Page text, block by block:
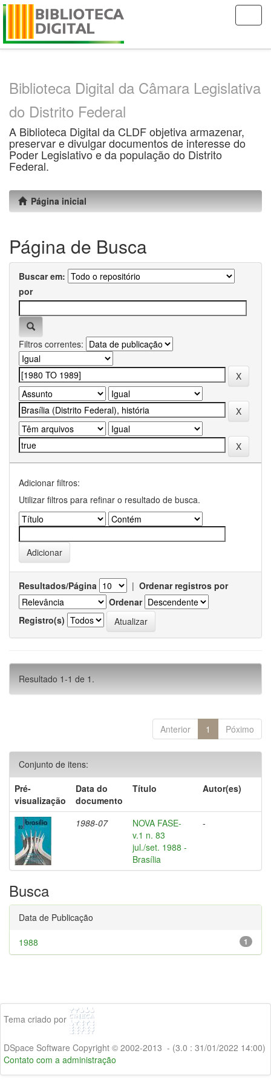
Skip
Biblioteca Digital da Câmara Legislativa
do Distrito Federal
A Biblioteca Digital da CLDF objetiva armazenar,
preservar e divulgar documentos de interesse do
Poder Legislativo e da população do Distrito
Federal.
Página inicial
Página de Busca
Buscar em:
por
Filtros correntes:
Adicionar filtros:
Utilizar filtros para refinar o resultado de busca.
Resultados/Página | Ordenar registros por
Ordenar
Registro(s)
Resultado 1-1 de 1.
Anterior 1 Póximo
Conjunto de itens:
Pré-
visualização
Data do
documento
Título Autor(es)
1988-07
NOVA FASE-
v.1 n. 83
jul./set. 1988 -
Brasília
-
Busca
Data de Publicação
1
1988
Tema criado por
DSpace Software Copyright © 2002-2013 - (3.0 : 31/01/2022 14:00)
Contato com a administração